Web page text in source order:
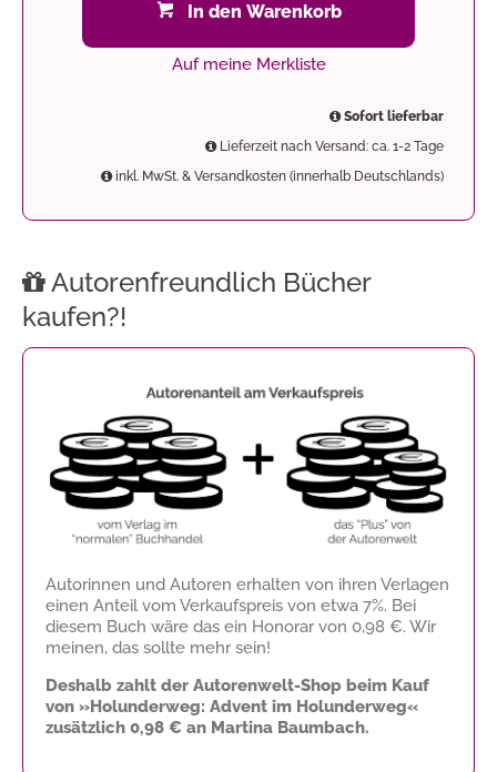
In den Warenkorb
Auf meine Merkliste
Sofort lieferbar
Lieferzeit nach Versand: ca. 1-2 Tage
inkl. MwSt. & Versandkosten (innerhalb Deutschlands)
Autorenfreundlich Bücher
kaufen?!
Autorinnen und Autoren erhalten von ihren Verlagen
einen Anteil vom Verkaufspreis von etwa 7%. Bei
diesem Buch wäre das ein Honorar von 0,98 €. Wir
meinen, das sollte mehr sein!
Deshalb zahlt der Autorenwelt-Shop beim Kauf
von »Holunderweg: Advent im Holunderweg«
zusätzlich 0,98 € an Martina Baumbach.